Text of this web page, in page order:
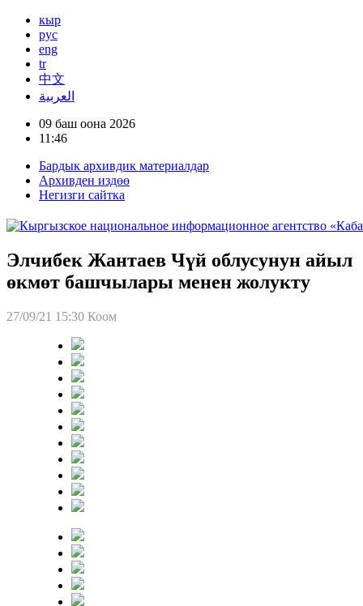
кыр
рус
eng
tr
中文
العربية
09 баш оона 2026
11:46
Бардык архивдик материалдар
Архивден издөө
Негизги сайтка
Элчибек Жантаев Чүй облусунун айыл
өкмөт башчылары менен жолукту
27/09/21 15:30 Коом